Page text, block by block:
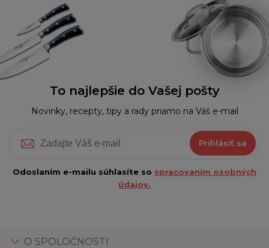
To najlepšie do Vašej pošty
Novinky, recepty, tipy a rady priamo na Váš e-mail
Prihlásiť sa
Odoslaním e-mailu súhlasíte so spracovaním osobných
údajov.
O SPOLOČNOSTI